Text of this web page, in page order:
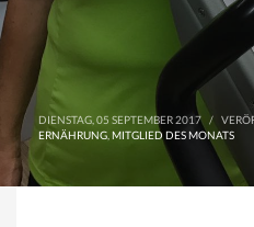
DIENSTAG, 05 SEPTEMBER 2017 /
ERNÄHRUNG MITGLIED DES MONATS